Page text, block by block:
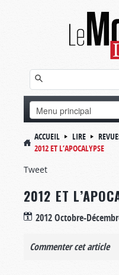
ACCUEIL LIRE
2012 ET L’APOCALYPSE
Tweet
2012 ET
2012 Octobre-
Commenter cet article